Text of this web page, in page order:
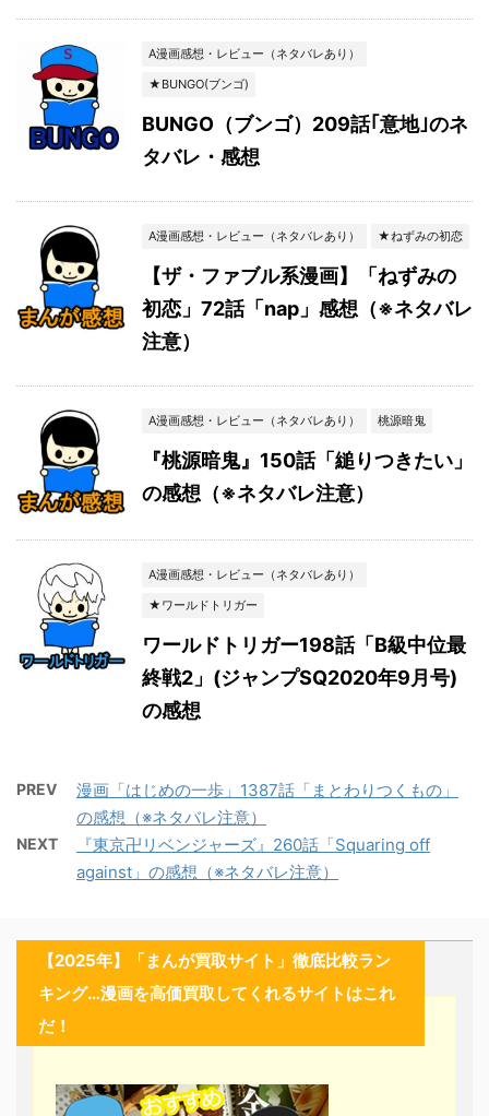
A漫画感想・レビュー（ネタバレあり）
★BUNGO(ブンゴ)
BUNGO（ブンゴ）209話｢意地｣のネ
タバレ・感想
A漫画感想・レビュー（ネタバレあり） ★ねずみの初恋
【ザ・ファブル系漫画】「ねずみの
初恋」72話「nap」感想（※ネタバレ
注意）
A漫画感想・レビュー（ネタバレあり） 桃源暗鬼
『桃源暗鬼』150話「縋りつきたい」
の感想（※ネタバレ注意）
A漫画感想・レビュー（ネタバレあり）
★ワールドトリガー
ワールドトリガー198話「B級中位最
終戦2」(ジャンプSQ2020年9月号)
の感想
PREV
漫画「はじめの一歩」1387話「まとわりつくもの」
の感想（※ネタバレ注意）
NEXT
『東京卍リベンジャーズ』260話「Squaring off
against」の感想（※ネタバレ注意）
【2025年】「まんが買取サイト」徹底比較ラン
キング…漫画を高価買取してくれるサイトはこれ
だ！